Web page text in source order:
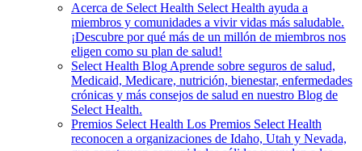
Acerca de Select Health Select Health ayuda a
miembros y comunidades a vivir vidas más saludable.
¡Descubre por qué más de un millón de miembros nos
eligen como su plan de salud!
Select Health Blog Aprende sobre seguros de salud,
Medicaid, Medicare, nutrición, bienestar, enfermedades
crónicas y más consejos de salud en nuestro Blog de
Select Health.
Premios Select Health Los Premios Select Health
reconocen a organizaciones de Idaho, Utah y Nevada,